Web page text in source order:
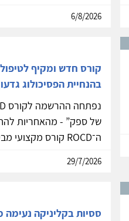
6/8/2026
בהנחיית הפסיכולוג
של ספק” - מהאחריות
ה־ROCD קורס מקצועי מבית OCD Clinic, המיועד
29/7/2026
ססיות בקליניקה נעימה